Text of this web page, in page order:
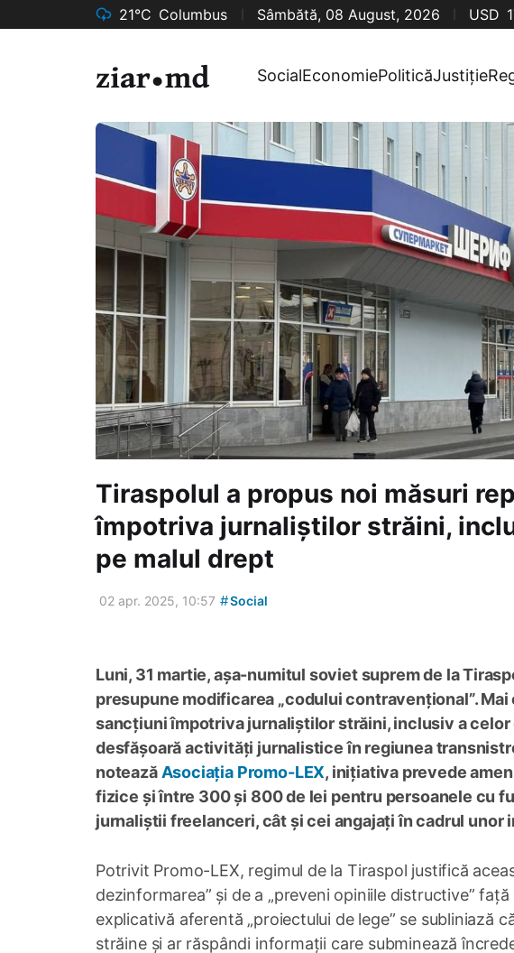
21°C Columbus Sâmbătă, 08 August, 2026 USD
SocialEconomiePoliticăJustiție
Tiraspolul a propus noi măsuri
împotriva jurnaliștilor străini,
pe malul drept
02 apr. 2025, 10:57 #Social
Luni, 31 martie, așa-numitul soviet suprem de la
presupune modificarea „codului contravențional”.
sancțiuni împotriva jurnaliștilor străini, inclusiv a celor
desfășoară activități jurnalistice în regiunea
noteazăAsociația Promo-LEX, inițiativa prevede
fizice și între 300 și 800 de lei pentru persoanele cu
jurnaliștii freelanceri, cât și cei angajați în cadrul unor
Potrivit Promo-LEX, regimul de la Tiraspol justifică
dezinformarea” și de a „preveni opiniile distructive”
explicativă aferentă „proiectului de lege” se subliniază
străine și ar răspândi informații care subminează